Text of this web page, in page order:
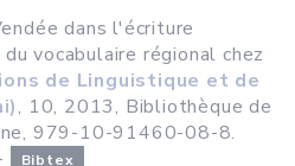
dans l'écriture
vocabulaire régional chez
de Linguistique et de
, 10, 2013, Bibliothèque de
979-10-91460-08-8.
Bibtex